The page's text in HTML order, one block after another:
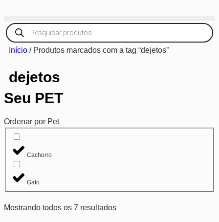
Início / Produtos marcados com a tag “dejetos”
dejetos
Seu PET
Ordenar por Pet
Cachorro
Gato
Mostrando todos os 7 resultados